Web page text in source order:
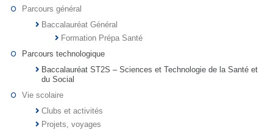
Parcours général
Baccalauréat Général
Formation Prépa Santé
Parcours technologique
Baccalauréat ST2S – Sciences et Technologie de la Santé et
du Social
Vie scolaire
Clubs et activités
Projets, voyages